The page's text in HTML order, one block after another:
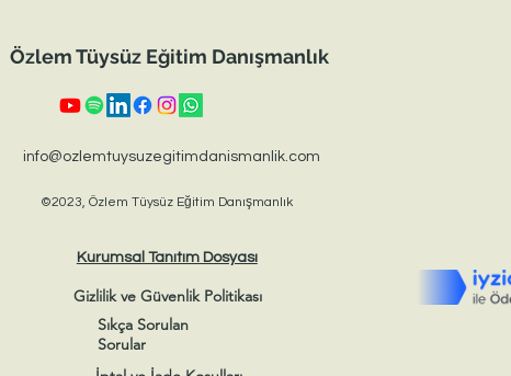
Özlem Tüysüz Eğitim Danışmanlık
info@ozlemtuysuzegitimdanismanlik.com
©2023, Özlem Tüysüz Eğitim Danışmanlık
Kurumsal Tanıtım Dosyası
Gizlilik ve Güvenlik Politikası
Sıkça Sorulan
Sorular